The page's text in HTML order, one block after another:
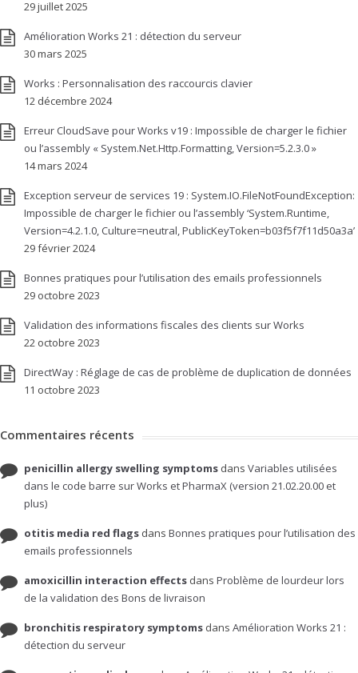
29 juillet 2025
Amélioration Works 21 : détection du serveur
30 mars 2025
Works : Personnalisation des raccourcis clavier
12 décembre 2024
Erreur CloudSave pour Works v19 : Impossible de charger le fichier
ou l’assembly « System.Net.Http.Formatting, Version=5.2.3.0 »
14 mars 2024
Exception serveur de services 19 : System.IO.FileNotFoundException:
Impossible de charger le fichier ou l’assembly ‘System.Runtime,
Version=4.2.1.0, Culture=neutral, PublicKeyToken=b03f5f7f11d50a3a’
29 février 2024
Bonnes pratiques pour l’utilisation des emails professionnels
29 octobre 2023
Validation des informations fiscales des clients sur Works
22 octobre 2023
DirectWay : Réglage de cas de problème de duplication de données
11 octobre 2023
Commentaires récents
penicillin allergy swelling symptoms dans Variables utilisées
dans le code barre sur Works et PharmaX (version 21.02.20.00 et
plus)
otitis media red flags dans Bonnes pratiques pour l’utilisation des
emails professionnels
amoxicillin interaction effects dans Problème de lourdeur lors
de la validation des Bons de livraison
bronchitis respiratory symptoms dans Amélioration Works 21 :
détection du serveur